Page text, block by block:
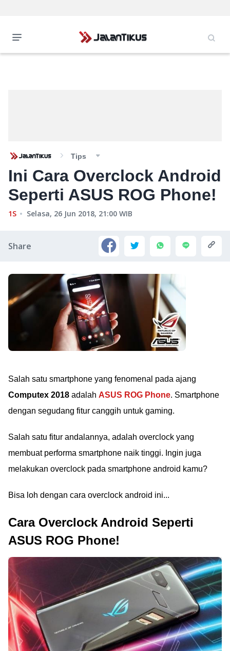
Tips
Ini Cara Overclock Android
Seperti ASUS ROG Phone!
1S Selasa, 26 Jun 2018, 21:00 WIB
Share
Salah satu smartphone yang fenomenal pada ajang
Computex 2018 adalah ASUS ROG Phone. Smartphone
dengan segudang fitur canggih untuk gaming.
Salah satu fitur andalannya, adalah overclock yang
membuat performa smartphone naik tinggi. Ingin juga
melakukan overclock pada smartphone android kamu?
Bisa loh dengan cara overclock android ini...
Cara Overclock Android Seperti
ASUS ROG Phone!